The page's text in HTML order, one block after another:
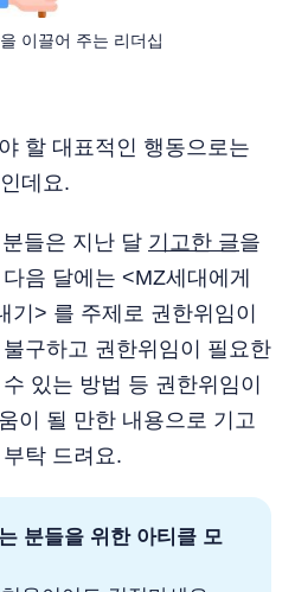
이끌어 주는 리더십
할 대표적인 행동으로는
데요.
들은 지난 달 기고한 글을
음 달에는 <MZ세대에게
기> 를 주제로 권한위임이
구하고 권한위임이 필요한
있는 방법 등 권한위임이
이 될 만한 내용으로 기고
탁 드려요.
분들을 위한 아티클 모